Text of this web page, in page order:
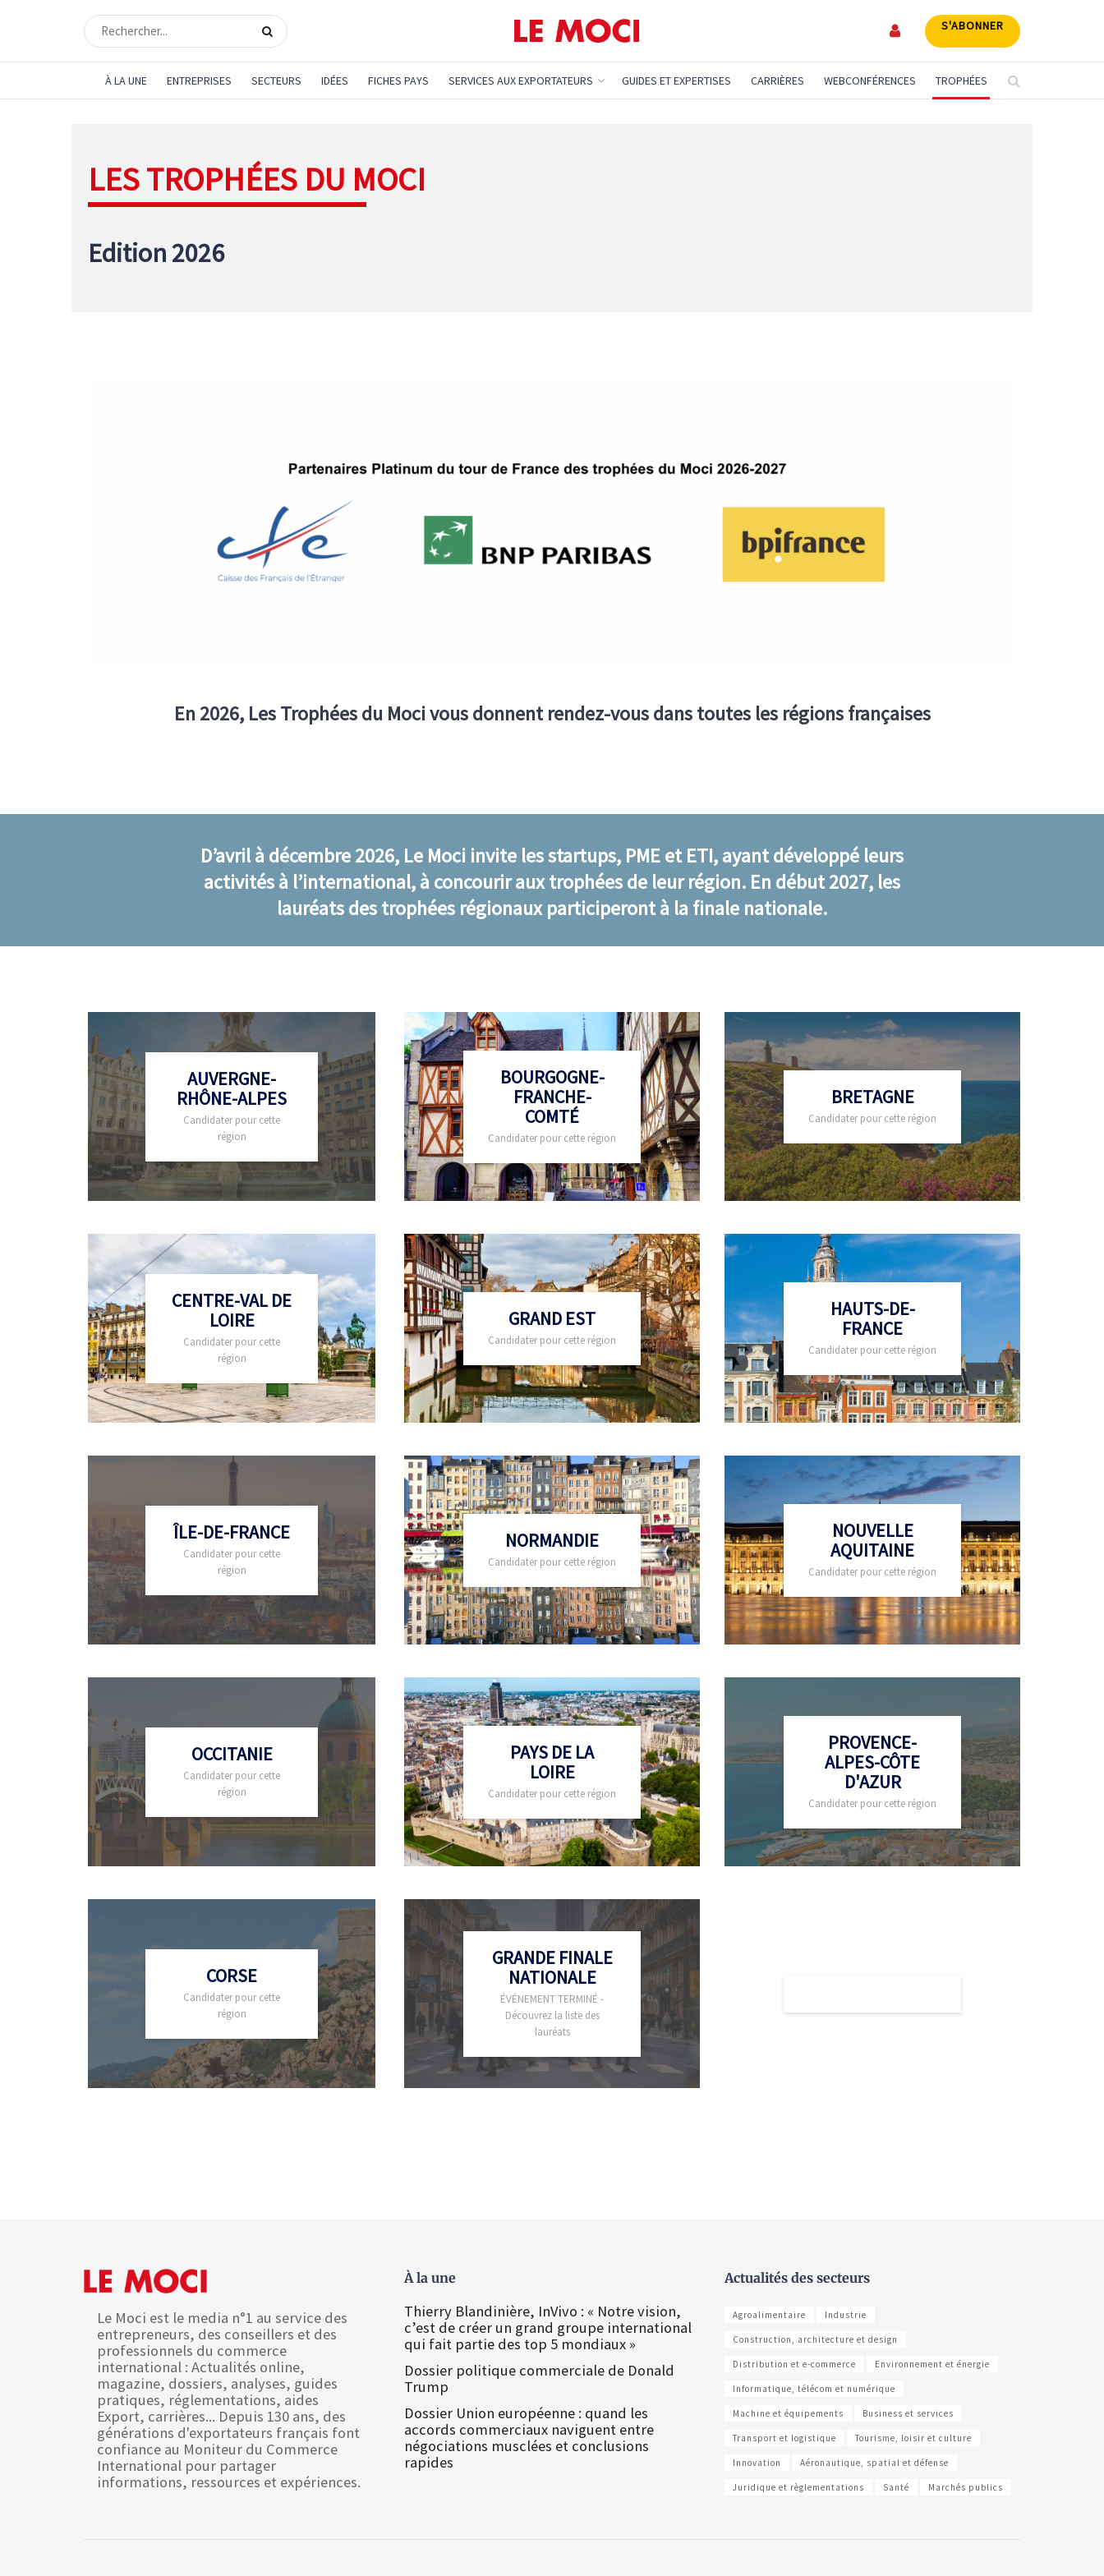
S'ABONNER
À LA UNE ENTREPRISES SECTEURS IDÉES FICHES PAYS SERVICES AUX EXPORTATEURS GUIDES ET EXPERTISES CARRIÈRES WEBCONFÉRENCES TROPHÉES
LES TROPHÉES DU MOCI
Edition 2026
En 2026, Les Trophées du Moci vous donnent rendez-vous dans toutes les régions françaises
D’avril à décembre 2026, Le Moci invite les startups, PME et ETI, ayant développé leurs
activités à l’international, à concourir aux trophées de leur région. En début 2027, les
lauréats des trophées régionaux participeront à la finale nationale.
AUVERGNE-
RHÔNE-ALPES
Candidater pour cette
région
CENTRE-VAL DE
LOIRE
Candidater pour cette
région
ÎLE-DE-FRANCE
Candidater pour cette
région
OCCITANIE
Candidater pour cette
région
CORSE
Candidater pour cette
région
BOURGOGNE-
FRANCHE-
COMTÉ
Candidater pour cette région
GRAND EST
Candidater pour cette région
NORMANDIE
Candidater pour cette région
PAYS DE LA
LOIRE
Candidater pour cette région
GRANDE FINALE
NATIONALE
ÉVÉNEMENT TERMINÉ -
Découvrez la liste des
lauréats
BRETAGNE
Candidater pour cette région
HAUTS-DE-
FRANCE
Candidater pour cette région
NOUVELLE
AQUITAINE
Candidater pour cette région
PROVENCE-
ALPES-CÔTE
D'AZUR
Candidater pour cette région
Le Moci est le media n°1 au service des
entrepreneurs, des conseillers et des
professionnels du commerce
international : Actualités online,
magazine, dossiers, analyses, guides
pratiques, réglementations, aides
Export, carrières... Depuis 130 ans, des
générations d'exportateurs français font
confiance au Moniteur du Commerce
International pour partager
informations, ressources et expériences.
À la une
Thierry Blandinière, InVivo : « Notre vision,
c’est de créer un grand groupe international
qui fait partie des top 5 mondiaux »
Dossier politique commerciale de Donald
Trump
Dossier Union européenne : quand les
accords commerciaux naviguent entre
négociations musclées et conclusions
rapides
Actualités des secteurs
Agroalimentaire Industrie
Construction, architecture et design
Distribution et e-commerce Environnement et énergie
Informatique, télécom et numérique
Machine et équipements Business et services
Transport et logistique Tourisme, loisir et culture
Innovation Aéronautique, spatial et défense
Juridique et règlementations Santé Marchés publics